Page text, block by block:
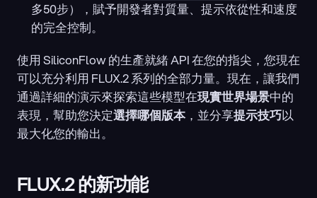
多50步），賦予開發者對質量、提示依從性和速度
的完全控制。
使用 SiliconFlow 的生產就緒 API 在您的指尖，您現在
可以充分利用 FLUX.2 系列的全部力量。現在，讓我們
通過詳細的演示來探索這些模型在現實世界場景中的
表現，幫助您決定選擇哪個版本，並分享提示技巧以
最大化您的輸出。
FLUX.2 的新功能